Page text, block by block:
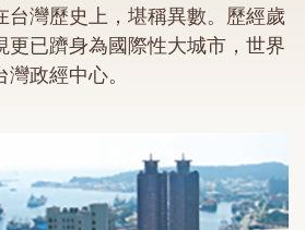
台灣歷史上，堪稱異數。歷經歲
更已躋身為國際性大城市，世界
政經中心。